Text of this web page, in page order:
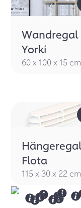
Wandregal
Yorki
60 x 100 x 15 cm
Flota
115 x 30 x 22 cm